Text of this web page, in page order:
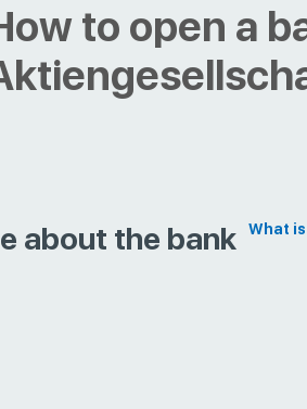
to open a
about the bank
What